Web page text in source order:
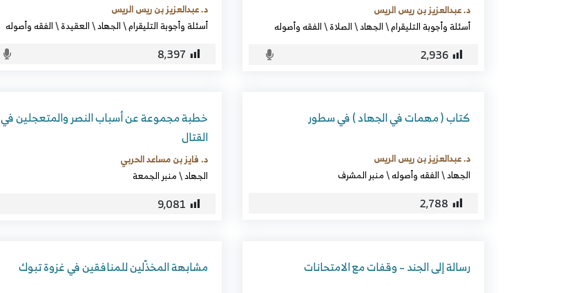
د. عبدالعزيز بن ريس الريس
أسئلة وأجوبة التليقرام\الجهاد\الصلاة\الفقه وأصوله
2٬936
د. عبدالعزيز بن ريس الريس
أسئلة وأجوبة التليقرام\الجهاد\العقيدة\الفقه وأصوله
8٬397
كتاب ( مهمات في الجهاد ) في سطور
د. عبدالعزيز بن ريس الريس
الجهاد\الفقه وأصوله\منبر المشرف
2٬788
خطبة مجموعة عن أسباب النصر والمتعجلين في
القتال
د. فايز بن مساعد الحربي
الجهاد\منبر الجمعة
9٬081
رسالة إلى الجند – وقفات مع الامتحانات مشابهة المخذّلين للمنافقين في غزوة تبوك